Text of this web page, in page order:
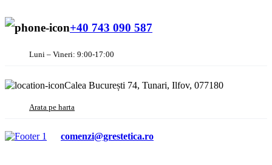
+40 743 090 587
Luni – Vineri: 9:00-17:00
Calea București 74, Tunari, Ilfov, 077180
Arata pe harta
comenzi@grestetica.ro